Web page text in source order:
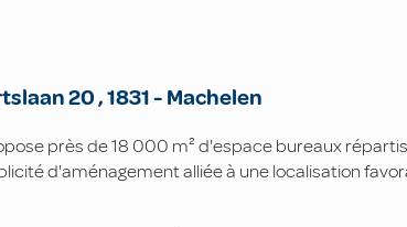
20,1831- Machelen
près de 18 000 m² d'espace bureaux
d'aménagement alliée à une localisation